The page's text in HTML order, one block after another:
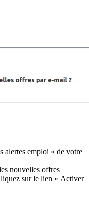
alertes emploi » de votre
nouvelles offres
sur le lien « Activer